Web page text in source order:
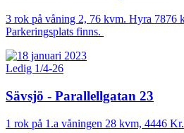
3 rok på våning 2, 76 kvm. Hyra 7876
Parkeringsplats finns.
Ledig 1/4-26
Sävsjö - Parallellgatan 23
1 rok på 1.a våningen 28 kvm, 4446